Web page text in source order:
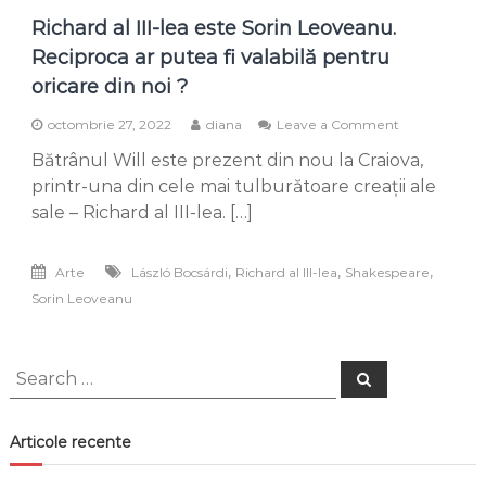
Richard al III-lea este Sorin Leoveanu.
Reciproca ar putea fi valabilă pentru
oricare din noi ?
octombrie 27, 2022 diana Leave a Comment
al
III-
Reciproca
Bătrânul Will este prezent din nou la Craiova,
printr-una din cele mai tulburătoare creații ale
sale – Richard al III-lea. […]
Arte László Bocsárdi, Richard al III-lea, Shakespeare,
Sorin Leoveanu
Search
for:
Search
Articole recente